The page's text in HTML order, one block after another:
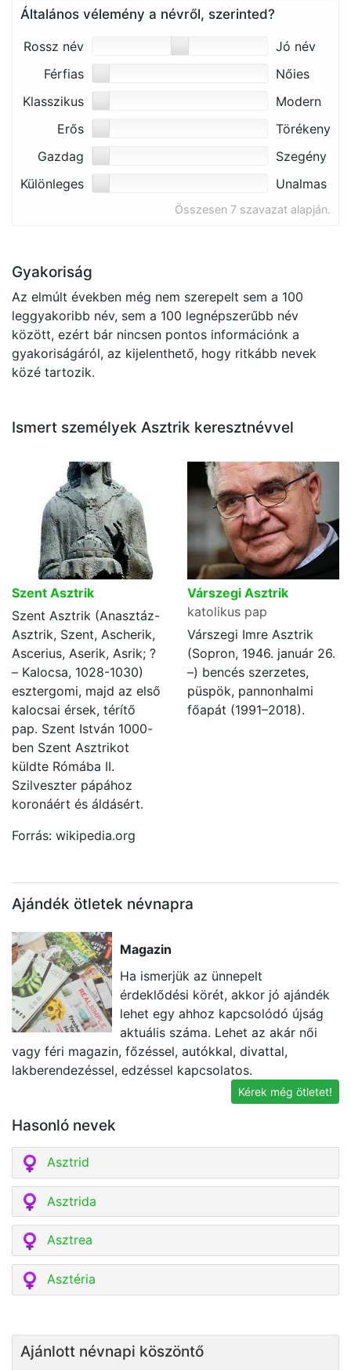
Általános vélemény a névről, szerinted?
Rossz név
Jó név
Férfias
Nőies
Klasszikus
Modern
Erős
Törékeny
Gazdag
Szegény
Különleges
Unalmas
Összesen 7 szavazat alapján.
Gyakoriság
Az elmúlt években még nem szerepelt sem a 100
leggyakoribb név, sem a 100 legnépszerűbb név
között, ezért bár nincsen pontos információnk a
gyakoriságáról, az kijelenthető, hogy ritkább nevek
közé tartozik.
Ismert személyek Asztrik keresztnévvel
Szent Asztrik
Szent Asztrik (Anasztáz-
Asztrik, Szent, Ascherik,
Ascerius, Aserik, Asrik; ?
– Kalocsa, 1028-1030)
esztergomi, majd az első
kalocsai érsek, térítő
pap. Szent István 1000-
ben Szent Asztrikot
küldte Rómába II.
Szilveszter pápához
koronáért és áldásért.
Várszegi Asztrik
katolikus pap
Várszegi Imre Asztrik
(Sopron, 1946. január 26.
–) bencés szerzetes,
püspök, pannonhalmi
főapát (1991–2018).
Forrás: wikipedia.org
Ajándék ötletek névnapra
Magazin
Ha ismerjük az ünnepelt
érdeklődési körét, akkor jó ajándék
lehet egy ahhoz kapcsolódó újság
aktuális száma. Lehet az akár női
vagy féri magazin, főzéssel, autókkal, divattal,
lakberendezéssel, edzéssel kapcsolatos.
Kérek még ötletet!
Hasonló nevek
Asztrid
Asztrida
Asztrea
Asztéria
Ajánlott névnapi köszöntő